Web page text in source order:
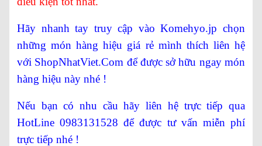
Hãy nhanh tay truy cập vào Komehyo.jp chọn
những món hàng hiệu giá rẻ mình thích liên hệ
với ShopNhatViet.Com để được sở hữu ngay món
hàng hiệu này nhé !
Nếu bạn có nhu cầu hãy liên hệ trực tiếp qua
HotLine 0983131528 để được tư vấn miễn phí
trực tiếp nhé !